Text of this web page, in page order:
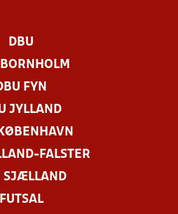
DBU
FYN
JYLLAND
FALSTER
SJÆLLAND
FUTSAL